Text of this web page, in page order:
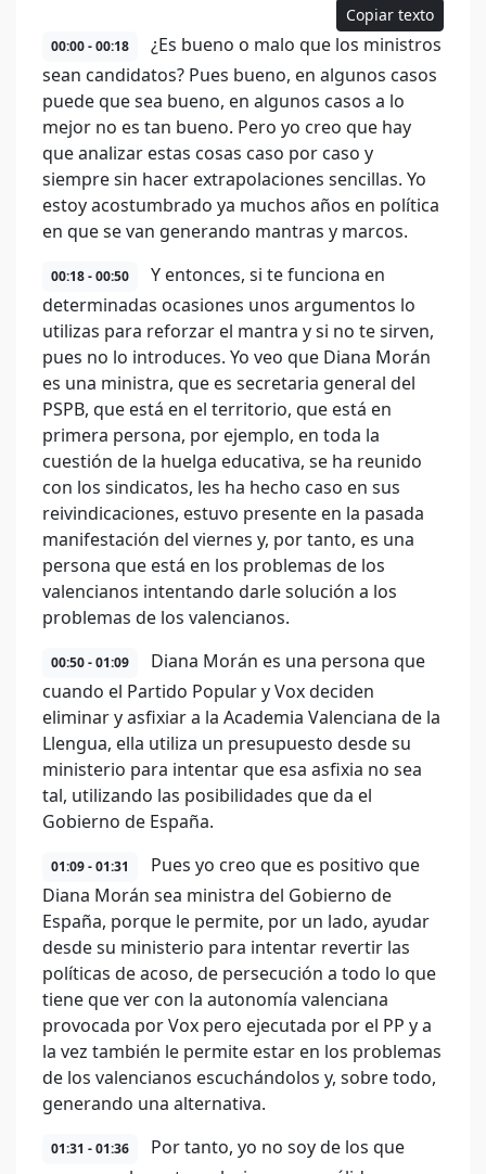
Copiar texto
00:00 - 00:18
¿Es bueno o malo que los ministros
sean candidatos? Pues bueno, en algunos casos
puede que sea bueno, en algunos casos a lo
mejor no es tan bueno. Pero yo creo que hay
que analizar estas cosas caso por caso y
siempre sin hacer extrapolaciones sencillas. Yo
estoy acostumbrado ya muchos años en política
en que se van generando mantras y marcos.
00:18 - 00:50
Y entonces, si te funciona en
determinadas ocasiones unos argumentos lo
utilizas para reforzar el mantra y si no te sirven,
pues no lo introduces. Yo veo que Diana Morán
es una ministra, que es secretaria general del
PSPB, que está en el territorio, que está en
primera persona, por ejemplo, en toda la
cuestión de la huelga educativa, se ha reunido
con los sindicatos, les ha hecho caso en sus
reivindicaciones, estuvo presente en la pasada
manifestación del viernes y, por tanto, es una
persona que está en los problemas de los
valencianos intentando darle solución a los
problemas de los valencianos.
00:50 - 01:09
Diana Morán es una persona que
cuando el Partido Popular y Vox deciden
eliminar y asfixiar a la Academia Valenciana de la
Llengua, ella utiliza un presupuesto desde su
ministerio para intentar que esa asfixia no sea
tal, utilizando las posibilidades que da el
Gobierno de España.
01:09 - 01:31
Pues yo creo que es positivo que
Diana Morán sea ministra del Gobierno de
España, porque le permite, por un lado, ayudar
desde su ministerio para intentar revertir las
políticas de acoso, de persecución a todo lo que
tiene que ver con la autonomía valenciana
provocada por Vox pero ejecutada por el PP y a
la vez también le permite estar en los problemas
de los valencianos escuchándolos y, sobre todo,
generando una alternativa.
01:31 - 01:36
Por tanto, yo no soy de los que